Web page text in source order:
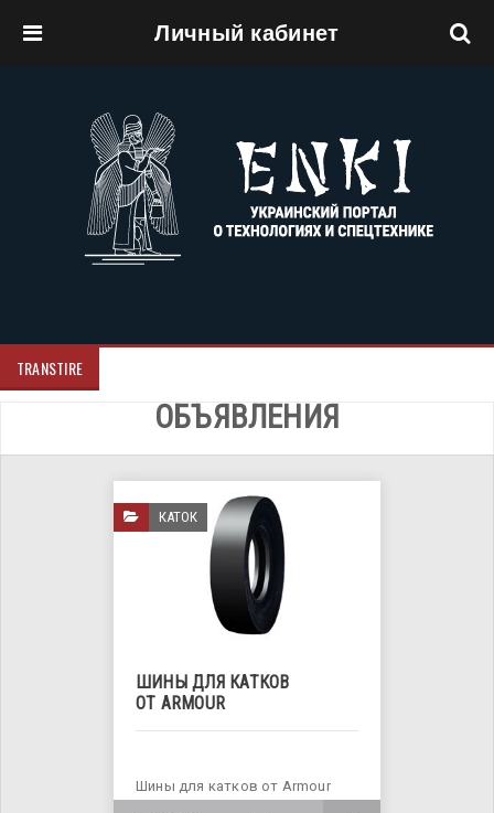
Личный кабинет
TRANSTIRE
ОБЪЯВЛЕНИЯ
КАТОК
ШИНЫ ДЛЯ КАТКОВ
ОТ ARMOUR
Шины для катков от Armour